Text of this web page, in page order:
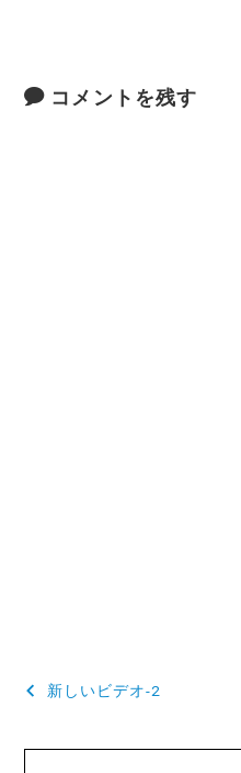
コメントを残す
投
新しいビデオ-2